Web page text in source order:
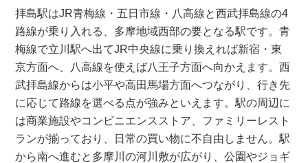
拝島駅はJR青梅線・五日市線・八高線と西武拝島線の4
路線が乗り入れる、多摩地域西部の要となる駅です。青
梅線で立川駅へ出てJR中央線に乗り換えれば新宿・東
京方面へ、八高線を使えば八王子方面へ向かえます。西
武拝島線からは小平や高田馬場方面へつながり、行き先
に応じて路線を選べる点が強みといえます。駅の周辺に
は商業施設やコンビニエンスストア、ファミリーレスト
ランが揃っており、日常の買い物に不自由しません。駅
から南へ進むと多摩川の河川敷が広がり、公園やジョギ